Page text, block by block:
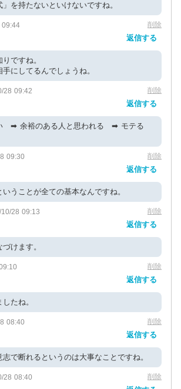
を持たないといけないですね。
09:44 削除
返信する
ですね。
にしてるんでしょうね。
28 09:42 削除
返信する
➡︎ 余裕のある人と思われる ➡︎ モテる
09:30 削除
返信する
うことが全ての基本なんですね。
28 09:13 削除
返信する
けます。
削除
返信する
たね。
08:40 削除
返信する
で断れるというのは大事なことですね。
28 08:40 削除